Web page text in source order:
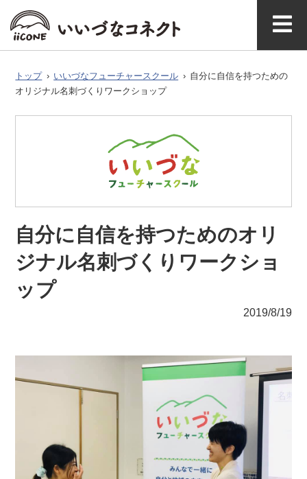
アクセ
いいづなコネクト
とは
飯綱町につい
て
お問い合わ
ト
ジ
ン
トップ › いいづなフューチャースクール › 自分に自信を持つための
オリジナル名刺づくりワークショップ
いいづなフューチャ
ースクール
自分に自信を持つためのオリ
ジナル名刺づくりワークショ
ップ
2019/8/19